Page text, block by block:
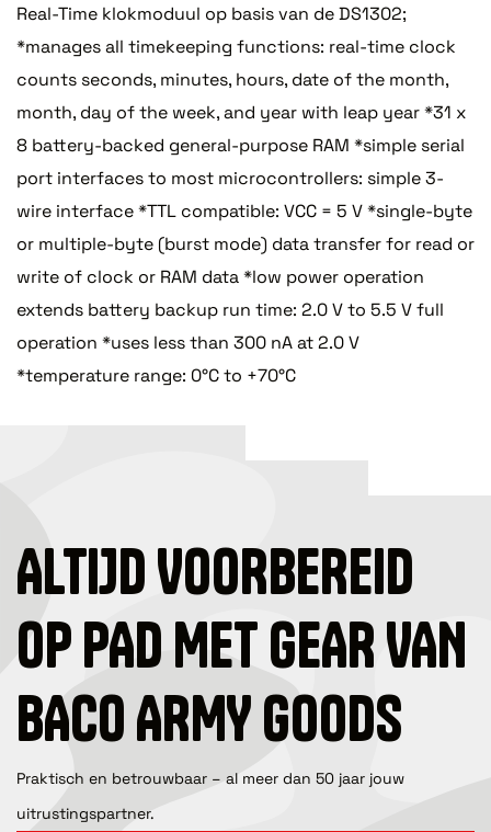
Real-Time klokmoduul op basis van de DS1302;
*manages all timekeeping functions: real-time clock
counts seconds, minutes, hours, date of the month,
month, day of the week, and year with leap year *31 x
8 battery-backed general-purpose RAM *simple serial
port interfaces to most microcontrollers: simple 3-
wire interface *TTL compatible: VCC = 5 V *single-byte
or multiple-byte (burst mode) data transfer for read or
write of clock or RAM data *low power operation
extends battery backup run time: 2.0 V to 5.5 V full
operation *uses less than 300 nA at 2.0 V
*temperature range: 0°C to +70°C
ALTIJD VOORBEREID
OP PAD MET GEAR VAN
BACO ARMY GOODS
Praktisch en betrouwbaar – al meer dan 50 jaar jouw
uitrustingspartner.